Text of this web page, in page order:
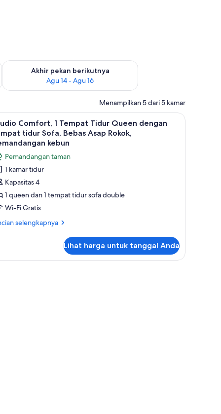
Agu 7 - Agu 9
Akhir pekan berikutnya
Agu 14 - Agu 16
Periksa ketersediaan untuk akhir pekan berikutnya Agu 14 -
Menampilkan 5 dari 5 kamar
dengan tempat tidur Sofa, Bebas Asap Rokok | Wi-Fi gratis
Studio Comfort, 1 Tempat Tidur Queen
9
Comfort, 1 Tempat Tidur Queen dengan
tidur Sofa, Bebas Asap Rokok,
kebun
Pemandangan taman
1 kamar tidur
Kapasitas 4
1 queen dan 1 tempat tidur sofa double
Wi-Fi Gratis
selengkapnya
Lihat harga untuk tanggal Anda
| Wi-Fi gratis